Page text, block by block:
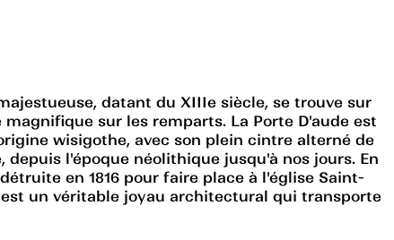
datant du XIIIe siècle, se trouve sur
sur les remparts. La Porte D'aude est
wisigothe, avec son plein cintre alterné de
l'époque néolithique jusqu'à nos jours. En
en 1816 pour faire place à l'église Saint-
un véritable joyau architectural qui transporte